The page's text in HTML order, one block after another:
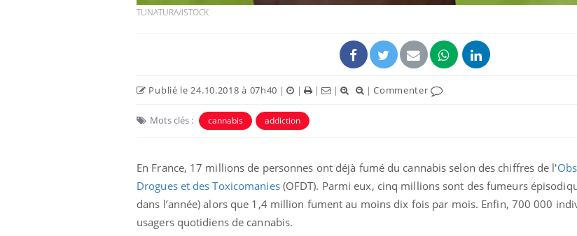
TUNATURA/ISTOCK
Publié le 24.10.2018 à 07h40 | | | | |Commenter
Mots clés : cannabis addiction
En France, 17 millions de personnes ont déjà fumé du cannabis selon des chiffres de l'
Drogues et des Toxicomanies(OFDT). Parmi eux, cinq millions sont des fumeurs
dans l’année) alors que 1,4 million fument au moins dix fois par mois. Enfin, 700 000
usagers quotidiens de cannabis.
Chikungunya, dengue,